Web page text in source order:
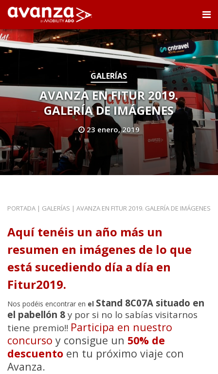
GALERÍAS
AVANZA EN FITUR 2019.
GALERÍA DE IMÁGENES
23 enero, 2019
PORTADA | GALERÍAS | AVANZA EN FITUR 2019. GALERÍA DE IMÁGENES
Aquí tenéis un año más un
resumen en imágenes de lo que
está sucediendo día a día en
Fitur2019.
Nos podéis encontrar en el Stand 8C07A situado en
el pabellón 8 y por si no lo sabías visitarnos
tiene premio!! Participa en nuestro
concurso y consigue un 50% de
descuento en tu próximo viaje con
Avanza.